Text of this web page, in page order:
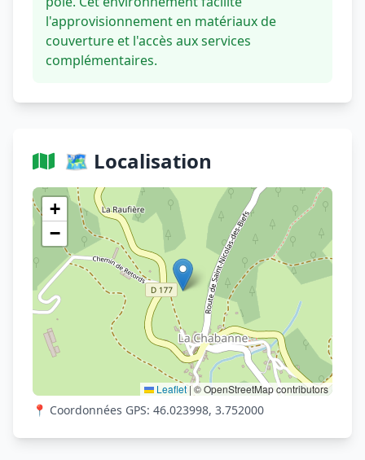
l'approvisionnement en matériaux de
couverture et l'accès aux services
complémentaires.
🗺️ Localisation
+
−
Leaflet |© OpenStreetMap contributors
Voir sur OpenStreetMap
📍 Coordonnées GPS: 46.023998, 3.752000